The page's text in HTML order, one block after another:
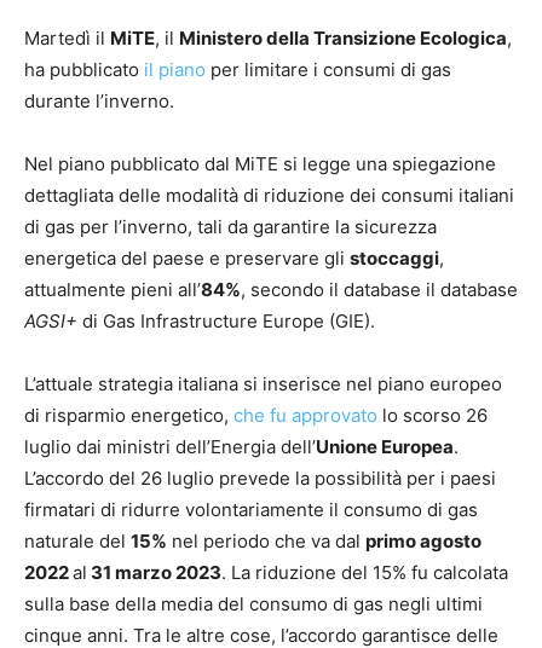
Martedì il MiTE, il Ministero della Transizione Ecologica,
ha pubblicato il piano per limitare i consumi di gas
durante l’inverno.
Nel piano pubblicato dal MiTE si legge una spiegazione
dettagliata delle modalità di riduzione dei consumi italiani
di gas per l’inverno, tali da garantire la sicurezza
energetica del paese e preservare gli stoccaggi,
attualmente pieni all’84%, secondo il database il database
AGSI+ di Gas Infrastructure Europe (GIE).
L’attuale strategia italiana si inserisce nel piano europeo
di risparmio energetico, che fu approvato lo scorso 26
luglio dai ministri dell’Energia dell’Unione Europea.
L’accordo del 26 luglio prevede la possibilità per i paesi
firmatari di ridurre volontariamente il consumo di gas
naturale del 15% nel periodo che va dal primo agosto
2022al 31 marzo 2023. La riduzione del 15% fu calcolata
sulla base della media del consumo di gas negli ultimi
cinque anni. Tra le altre cose, l’accordo garantisce delle